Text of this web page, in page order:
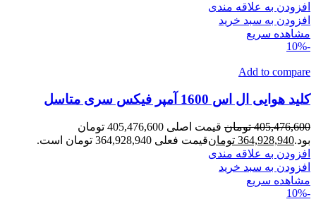
افزودن به علاقه مندی
افزودن به سبد خرید
مشاهده سریع
-10%
Add to compare
کلید هوایی ال اس 1600 آمپر فیکس سری متاسل
405,476,600 تومان
قیمت اصلی 405,476,600 تومان
بود.364,928,940 تومانقیمت فعلی 364,928,940 تومان است.
افزودن به علاقه مندی
افزودن به سبد خرید
مشاهده سریع
-10%